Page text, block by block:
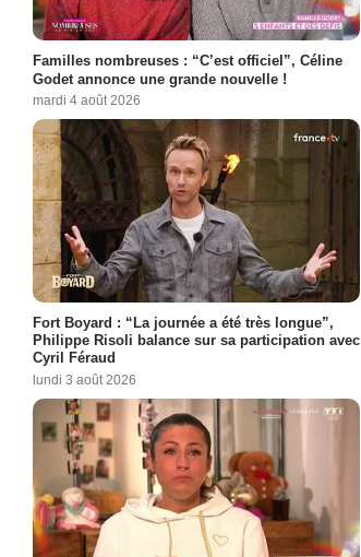
Familles nombreuses : “C’est officiel”, Céline
Godet annonce une grande nouvelle !
mardi 4 août 2026
Fort Boyard : “La journée a été très longue”,
Philippe Risoli balance sur sa participation avec
Cyril Féraud
lundi 3 août 2026